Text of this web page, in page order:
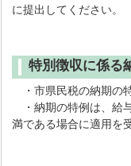
に提出してください。
特別徴収に係る
・市県民税の納期の
・納期の特例は、給
満である場合に適用を